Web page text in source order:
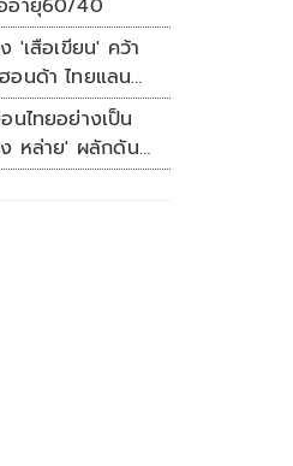
อายุ60/40
'เสือเขียน' คว้า
อนด้า ไทยแลนด์
ไทยอย่างเป็น
หล่าย' ผลักดัน